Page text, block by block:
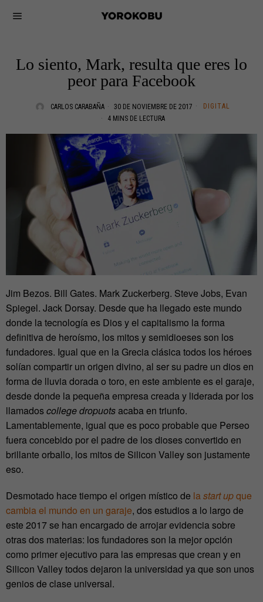
Lo siento, Mark, resulta que eres lo
peor para Facebook
CARLOS CARABAÑA 30 DE NOVIEMBRE DE 2017
DIGITAL
4 MINS DE LECTURA
Jim Bezos. Bill Gates. Mark Zuckerberg. Steve Jobs, Evan
Spiegel. Jack Dorsay. Desde que ha llegado este mundo
donde la tecnología es Dios y el capitalismo la forma
definitiva de heroísmo, los mitos y semidioeses son los
fundadores. Igual que en la Grecia clásica todos los héroes
solían compartir un origen divino, al ser su padre un dios en
forma de lluvia dorada o toro, en este ambiente es el garaje,
desde donde la pequeña empresa creada y liderada por los
llamadoscollegedropuotsacaba en triunfo.
Lamentablemente, igual que es poco probable que Perseo
fuera concebido por el padre de los dioses convertido en
brillante orballo, los mitos de Silicon Valley son justamente
eso.
Desmotado hace tiempo el origen místico de lastart upque
cambia el mundo en un garaje, dos estudios a lo largo de
este 2017 se han encargado de arrojar evidencia sobre
otras dos materias: los fundadores son la mejor opción
como primer ejecutivo para las empresas que crean y en
Silicon Valley todos dejaron la universidad ya que son unos
genios de clase universal.